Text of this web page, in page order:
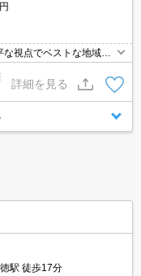
視点でベストな地域を
！
詳細を見る
駅 徒歩17分